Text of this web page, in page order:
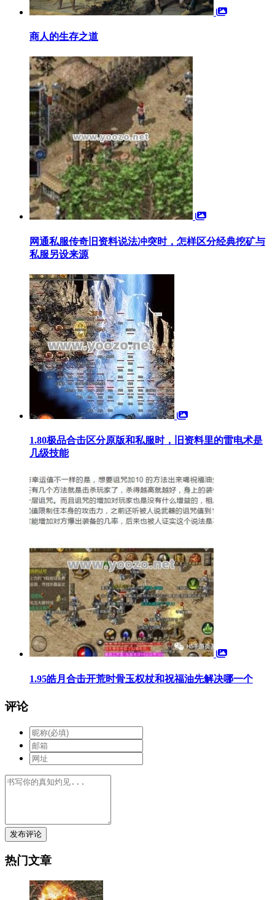
商人的生存之道
网通私服传奇旧资料说法冲突时，怎样区分经典挖矿与
私服另设来源
1.80极品合击区分原版和私服时，旧资料里的雷电术是
几级技能
1.95皓月合击开荒时骨玉权杖和祝福油先解决哪一个
评论
发布评论
热门文章